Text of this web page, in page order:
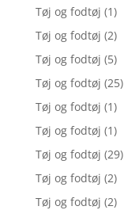
Tøj og fodtøj (1)
Tøj og fodtøj (2)
Tøj og fodtøj (5)
Tøj og fodtøj (25)
Tøj og fodtøj (1)
Tøj og fodtøj (1)
Tøj og fodtøj (29)
Tøj og fodtøj (2)
Tøj og fodtøj (2)